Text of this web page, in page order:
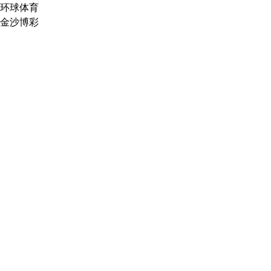
环球体育
金沙博彩